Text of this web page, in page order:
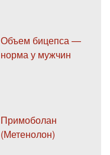
Объем бицепса —
норма у мужчин
Примоболан
(Метенолон)